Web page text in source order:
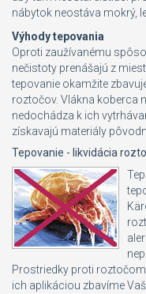
nábytok neostáva mokrý,
Výhody tepovania
Oproti zaužívanému
nečistoty prenášajú z
tepovanie okamžite
roztočov. Vlákna koberca
nedochádza k ich
získavajú materiály
Tepovanie - likvidácia
Prostriedky proti
ich aplikáciou zbavíme